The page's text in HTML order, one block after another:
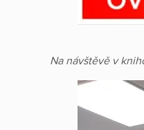
Na návštěvě v